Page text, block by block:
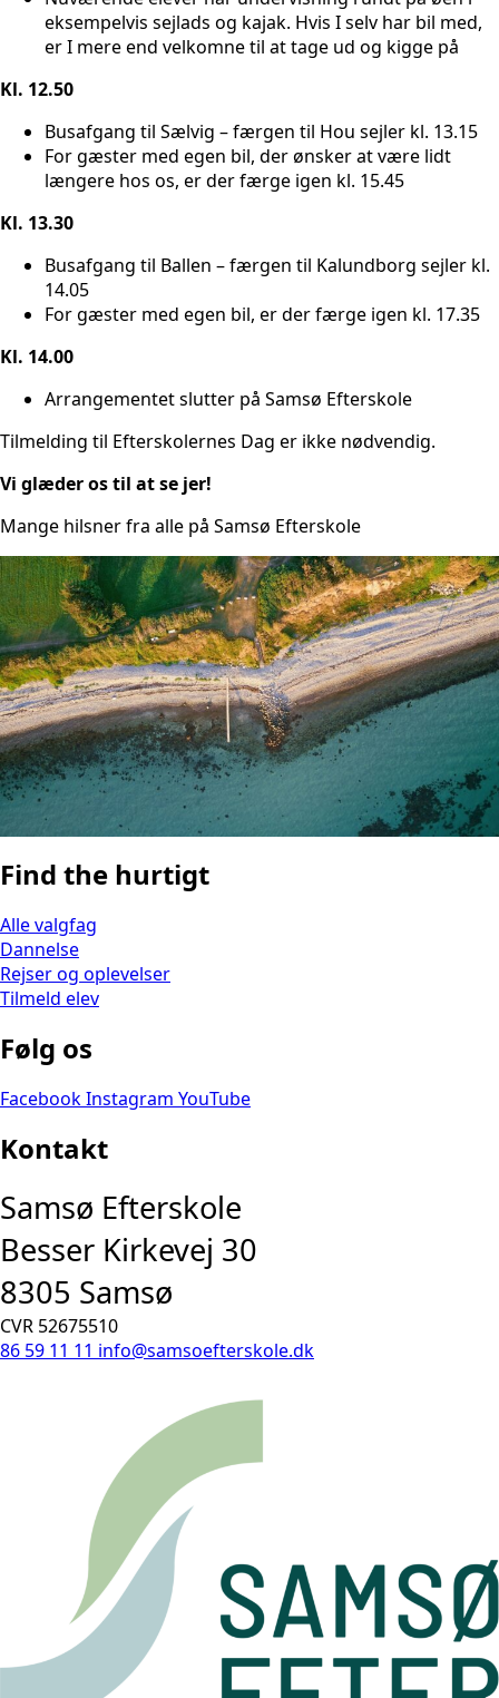
eksempelvis sejlads og kajak. Hvis I selv har bil med,
er I mere end velkomne til at tage ud og kigge på
Kl. 12.50
Busafgang til Sælvig – færgen til Hou sejler kl. 13.15
For gæster med egen bil, der ønsker at være lidt
længere hos os, er der færge igen kl. 15.45
Kl. 13.30
Busafgang til Ballen – færgen til Kalundborg sejler kl.
14.05
For gæster med egen bil, er der færge igen kl. 17.35
Kl. 14.00
Arrangementet slutter på Samsø Efterskole
Tilmelding til Efterskolernes Dag er ikke nødvendig.
Vi glæder os til at se jer!
Mange hilsner fra alle på Samsø Efterskole
Find the hurtigt
Alle valgfag
Dannelse
Rejser og oplevelser
Tilmeld elev
Følg os
FacebookInstagram YouTube
Kontakt
Samsø Efterskole
Besser Kirkevej 30
8305 Samsø
CVR 52675510
86 59 11 11 info@samsoefterskole.dk